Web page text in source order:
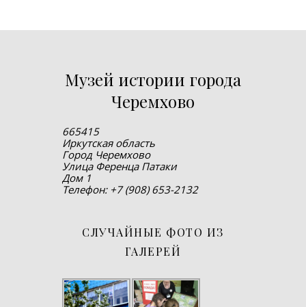
Музей истории города
Черемхово
665415
Иркутская область
Город Черемхово
Улица Ференца Патаки
Дом 1
Телефон: +7 (908) 653-2132
СЛУЧАЙНЫЕ ФОТО ИЗ
ГАЛЕРЕЙ